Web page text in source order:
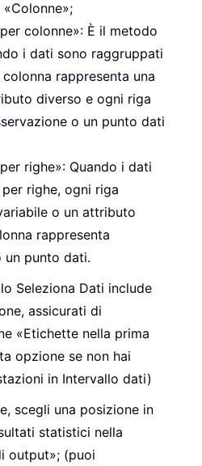
«Colonne»;
colonne»: È il metodo
i dati sono raggruppati
rappresenta una
diverso e ogni riga
o un punto dati
righe»: Quando i dati
righe, ogni riga
o un attributo
rappresenta
un punto dati.
Seleziona Dati include
assicurati di
«Etichette nella prima
opzione se non hai
in Intervallo dati)
scegli una posizione in
statistici nella
output»; (puoi